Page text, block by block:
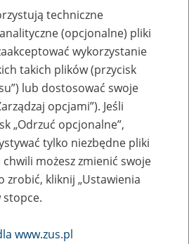
Przepraszamy,
podana strona nie została znaleziona.
Błąd 404
techniczne
(opcjonalne) pliki
wykorzystanie
takich plików (przycisk
lub dostosować swoje
opcjami”). Jeśli
„Odrzuć opcjonalne”,
tylko niezbędne pliki
chwili możesz zmienić swoje
zrobić, kliknij „Ustawienia
stopce.
www.zus.pl